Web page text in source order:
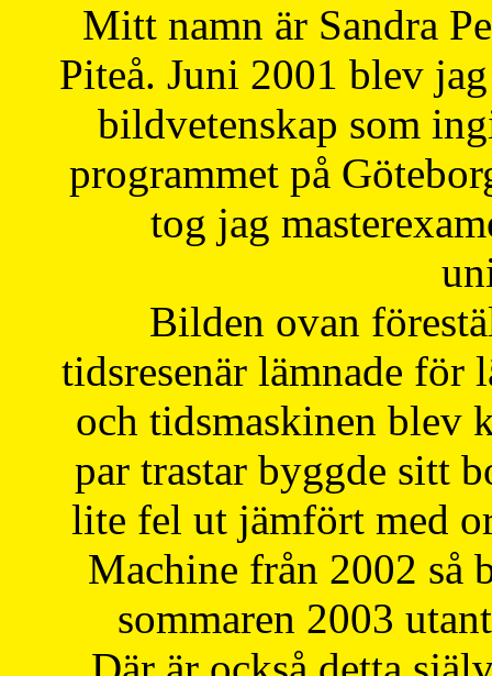
Mitt namn är Sandra
Piteå. Juni 2001 blev
bildvetenskap som
programmet på
tog jag
Bilden ovan
tidsresenär lämnade för
och tidsmaskinen blev
par trastar byggde sitt
lite fel ut jämfört med
Machine från 2002 så
sommaren 2003